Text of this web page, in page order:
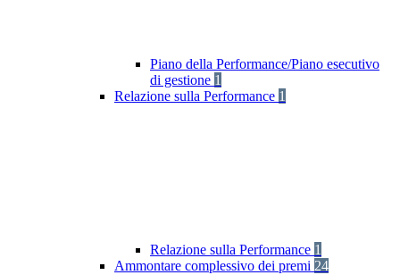
Piano della Performance/Piano esecutivo
di gestione 1
Relazione sulla Performance 1
Relazione sulla Performance 1
Ammontare complessivo dei premi 24